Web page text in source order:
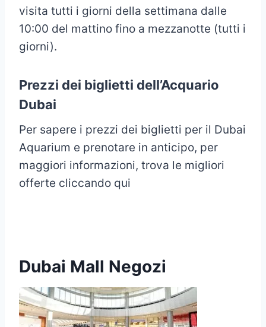
visita tutti i giorni della settimana dalle
10:00 del mattino fino a mezzanotte (tutti i
giorni).
Prezzi dei biglietti dell’Acquario
Dubai
Per sapere i prezzi dei biglietti per il Dubai
Aquarium e prenotare in anticipo, per
maggiori informazioni, trova le migliori
offerte cliccando qui
Dubai Mall Negozi